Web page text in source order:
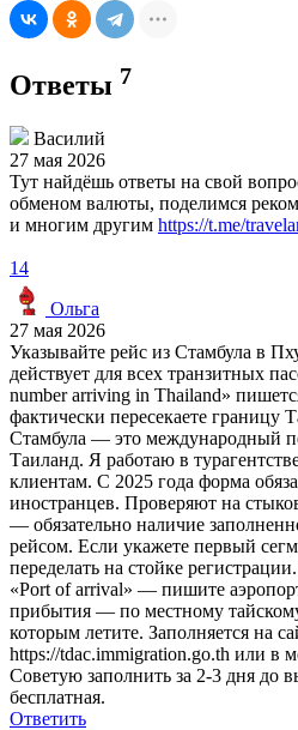
Ответы 7
Василий
27 мая 2026
Тут найдёшь ответы на свой
обменом валюты, поделимся
и многим другим https://t.me/
14
Ольга
27 мая 2026
Указывайте рейс из Стамбула в
действует для всех транзитных
number arriving in Thailand»
фактически пересекаете границу
Стамбула — это международный
Таиланд. Я работаю в
клиентам. С 2025 года форма
иностранцев. Проверяют на
— обязательно наличие
рейсом. Если укажете первый
переделать на стойке
«Port of arrival» — пишите
прибытия — по местному
которым летите. Заполняется на
https://tdac.immigration.go.th или в
Советую заполнить за 2-3 дня до
бесплатная.
Ответить